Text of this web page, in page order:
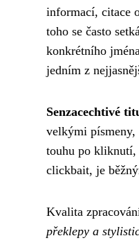
informací, citace
toho se často
konkrétního
jedním z
Senzacechtivé
velkými
touhu po kliknutí,
clickbait, je
Kvalita
překlepy a